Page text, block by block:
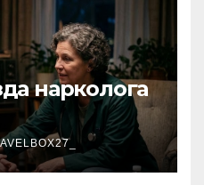
нарколога